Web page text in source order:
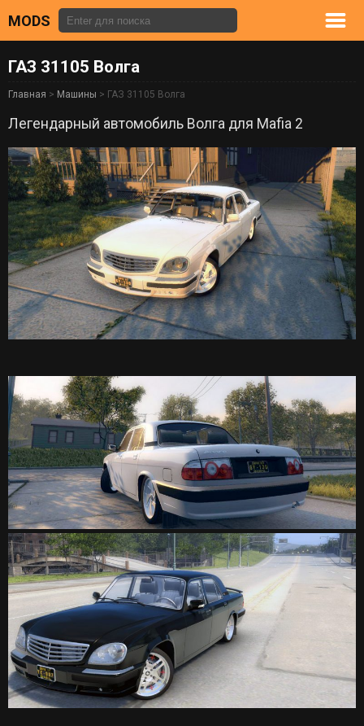
MODS
ГАЗ 31105 Волга
Главная > Машины > ГАЗ 31105 Волга
Легендарный автомобиль Волга для Mafia 2